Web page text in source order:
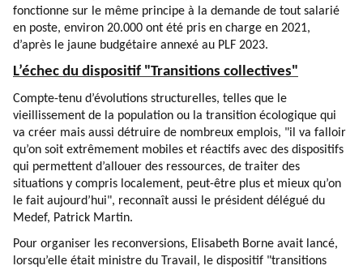
fonctionne sur le même principe à la demande de tout salarié
en poste, environ 20.000 ont été pris en charge en 2021,
d’après le jaune budgétaire annexé au PLF 2023.
L’échec du dispositif "Transitions collectives"
Compte-tenu d’évolutions structurelles, telles que le
vieillissement de la population ou la transition écologique qui
va créer mais aussi détruire de nombreux emplois, "il va falloir
qu’on soit extrêmement mobiles et réactifs avec des dispositifs
qui permettent d’allouer des ressources, de traiter des
situations y compris localement, peut-être plus et mieux qu’on
le fait aujourd’hui", reconnaît aussi le président délégué du
Medef, Patrick Martin.
Pour organiser les reconversions, Elisabeth Borne avait lancé,
lorsqu’elle était ministre du Travail, le dispositif "transitions